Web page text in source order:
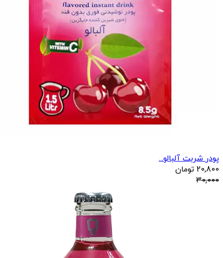
پودر شربت آلبالو...
20,800 تومان
30,000